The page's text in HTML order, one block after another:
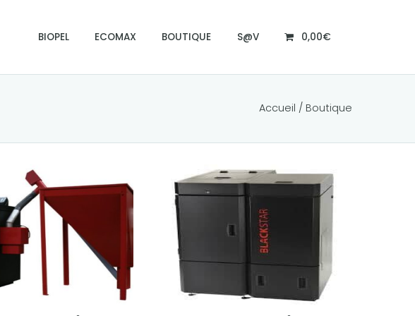
BIOPEL ECOMAX BOUTIQUE S@V 0,00€
Accueil / Boutique